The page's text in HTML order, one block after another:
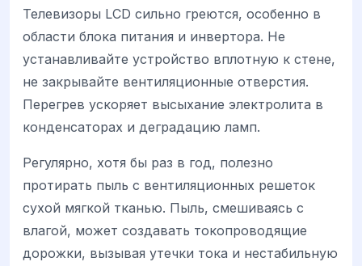
Телевизоры LCD сильно греются, особенно в
области блока питания и инвертора. Не
устанавливайте устройство вплотную к стене,
не закрывайте вентиляционные отверстия.
Перегрев ускоряет высыхание электролита в
конденсаторах и деградацию ламп.
Регулярно, хотя бы раз в год, полезно
протирать пыль с вентиляционных решеток
сухой мягкой тканью. Пыль, смешиваясь с
влагой, может создавать токопроводящие
дорожки, вызывая утечки тока и нестабильную